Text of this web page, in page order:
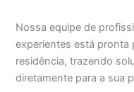
Nossa equipe de
experientes está pronta
residência, trazendo
diretamente para a sua